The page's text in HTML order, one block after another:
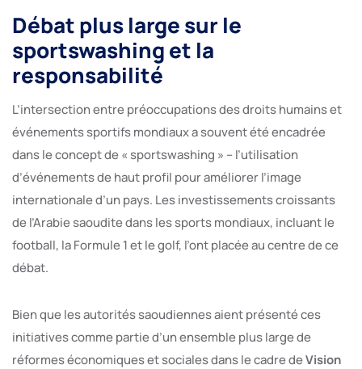
Débat plus large sur le
sportswashing et la
responsabilité
L’intersection entre préoccupations des droits humains et
événements sportifs mondiaux a souvent été encadrée
dans le concept de « sportswashing » – l’utilisation
d’événements de haut profil pour améliorer l’image
internationale d’un pays. Les investissements croissants
de l’Arabie saoudite dans les sports mondiaux, incluant le
football, la Formule 1 et le golf, l’ont placée au centre de ce
débat.
Bien que les autorités saoudiennes aient présenté ces
initiatives comme partie d’un ensemble plus large de
réformes économiques et sociales dans le cadre deVision